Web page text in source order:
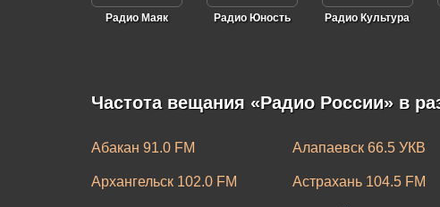
Радио Маяк Радио Юность Радио Культура
Частота вещания «Радио России» в
Абакан 91.0 FM Алапаевск 66.5 УКВ
Архангельск 102.0 FM Астрахань 104.5 FM